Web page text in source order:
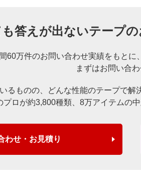
答えが出ないテープの
60万件のお問い合わせ実績をもとに、
まずはお問い合わ
いるものの、どんな性能のテープで
プロが約3,800種類、8万アイテムの中
わせ・お見積り